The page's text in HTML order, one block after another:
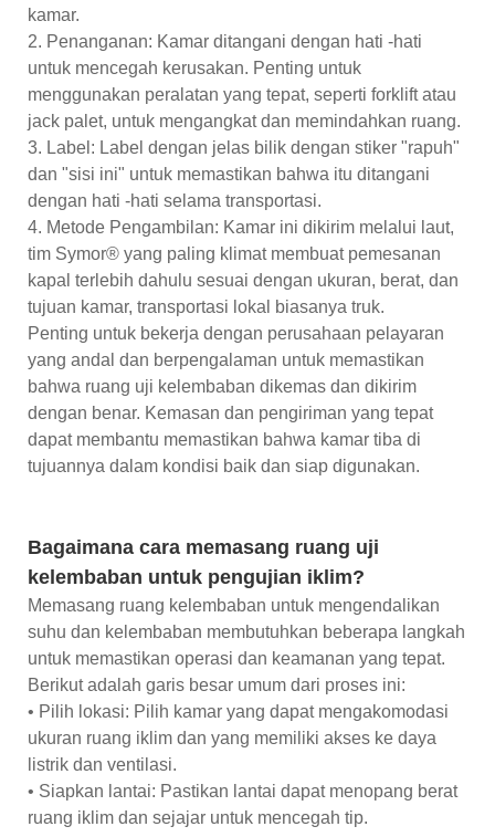
kamar.
2. Penanganan: Kamar ditangani dengan hati -hati
untuk mencegah kerusakan. Penting untuk
menggunakan peralatan yang tepat, seperti forklift atau
jack palet, untuk mengangkat dan memindahkan ruang.
3. Label: Label dengan jelas bilik dengan stiker "rapuh"
dan "sisi ini" untuk memastikan bahwa itu ditangani
dengan hati -hati selama transportasi.
4. Metode Pengambilan: Kamar ini dikirim melalui laut,
tim Symor® yang paling klimat membuat pemesanan
kapal terlebih dahulu sesuai dengan ukuran, berat, dan
tujuan kamar, transportasi lokal biasanya truk.
Penting untuk bekerja dengan perusahaan pelayaran
yang andal dan berpengalaman untuk memastikan
bahwa ruang uji kelembaban dikemas dan dikirim
dengan benar. Kemasan dan pengiriman yang tepat
dapat membantu memastikan bahwa kamar tiba di
tujuannya dalam kondisi baik dan siap digunakan.
Bagaimana cara memasang ruang uji
kelembaban untuk pengujian iklim?
Memasang ruang kelembaban untuk mengendalikan
suhu dan kelembaban membutuhkan beberapa langkah
untuk memastikan operasi dan keamanan yang tepat.
Berikut adalah garis besar umum dari proses ini:
• Pilih lokasi: Pilih kamar yang dapat mengakomodasi
ukuran ruang iklim dan yang memiliki akses ke daya
listrik dan ventilasi.
• Siapkan lantai: Pastikan lantai dapat menopang berat
ruang iklim dan sejajar untuk mencegah tip.